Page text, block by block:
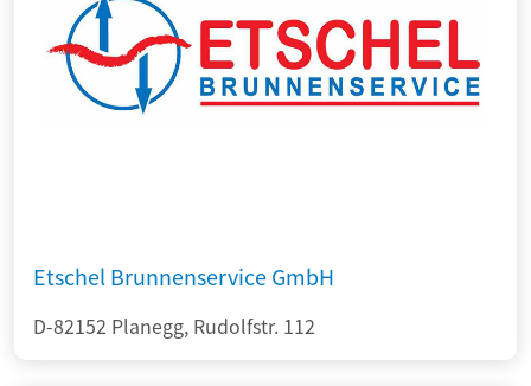
Etschel Brunnenservice GmbH
D-82152 Planegg, Rudolfstr. 112